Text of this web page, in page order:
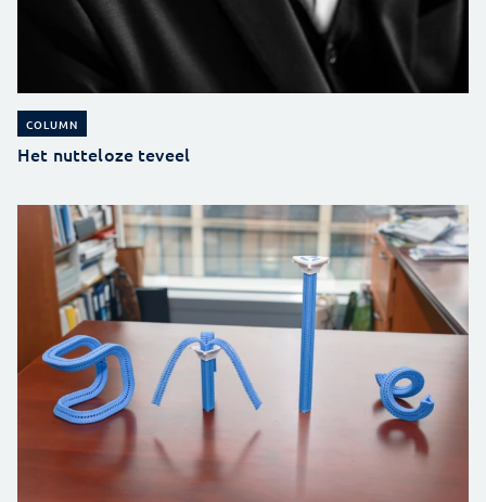
COLUMN
Het nutteloze teveel